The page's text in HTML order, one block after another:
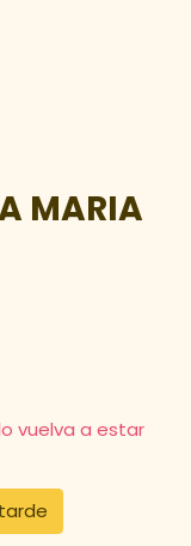
MARIA
vuelva a estar